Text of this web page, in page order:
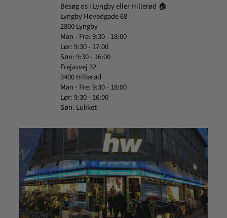
Besøg os i Lyngby eller Hillerød 🏠
Lyngby Hovedgade 68
2800 Lyngby
Man - Fre: 9:30 - 18:00
Lør: 9:30 - 17:00
Søn: 9:30 - 16:00
Frejasvej 32
3400 Hillerød
Man - Fre: 9:30 - 18:00
Lør: 9:30 - 16:00
Søn: Lukket